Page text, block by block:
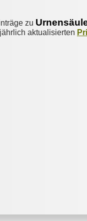
zu
aktualisierten